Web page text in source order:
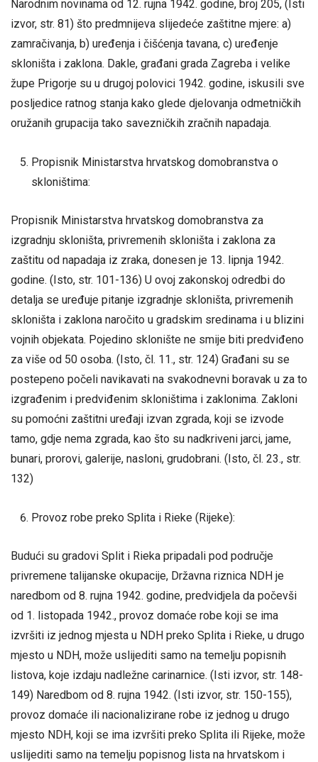
Narodnim novinama od 12. rujna 1942. godine, broj 205, (Isti
izvor, str. 81) što predmnijeva slijedeće zaštitne mjere: a)
zamračivanja, b) uređenja i čišćenja tavana, c) uređenje
skloništa i zaklona. Dakle, građani grada Zagreba i velike
župe Prigorje su u drugoj polovici 1942. godine, iskusili sve
posljedice ratnog stanja kako glede djelovanja odmetničkih
oružanih grupacija tako savezničkih zračnih napadaja.
Propisnik Ministarstva hrvatskog domobranstva o
skloništima:
Propisnik Ministarstva hrvatskog domobranstva za
izgradnju skloništa, privremenih skloništa i zaklona za
zaštitu od napadaja iz zraka, donesen je 13. lipnja 1942.
godine. (Isto, str. 101-136) U ovoj zakonskoj odredbi do
detalja se uređuje pitanje izgradnje skloništa, privremenih
skloništa i zaklona naročito u gradskim sredinama i u blizini
vojnih objekata. Pojedino sklonište ne smije biti predviđeno
za više od 50 osoba. (Isto, čl. 11., str. 124) Građani su se
postepeno počeli navikavati na svakodnevni boravak u za to
izgrađenim i predviđenim skloništima i zaklonima. Zakloni
su pomoćni zaštitni uređaji izvan zgrada, koji se izvode
tamo, gdje nema zgrada, kao što su nadkriveni jarci, jame,
bunari, prorovi, galerije, nasloni, grudobrani. (Isto, čl. 23., str.
132)
Provoz robe preko Splita i Rieke (Rijeke):
Budući su gradovi Split i Rieka pripadali pod područje
privremene talijanske okupacije, Državna riznica NDH je
naredbom od 8. rujna 1942. godine, predvidjela da počevši
od 1. listopada 1942., provoz domaće robe koji se ima
izvršiti iz jednog mjesta u NDH preko Splita i Rieke, u drugo
mjesto u NDH, može uslijediti samo na temelju popisnih
listova, koje izdaju nadležne carinarnice. (Isti izvor, str. 148-
149) Naredbom od 8. rujna 1942. (Isti izvor, str. 150-155),
provoz domaće ili nacionalizirane robe iz jednog u drugo
mjesto NDH, koji se ima izvršiti preko Splita ili Rijeke, može
uslijediti samo na temelju popisnog lista na hrvatskom i